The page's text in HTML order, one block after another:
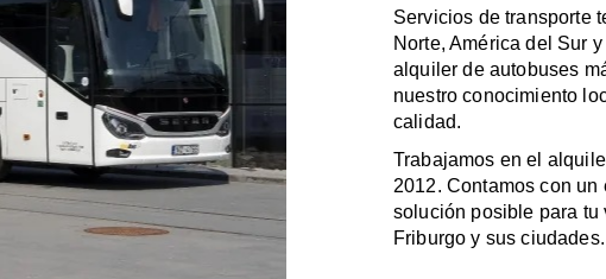
Servicios de transporte
Norte, América del Sur
alquiler de autobuses
nuestro conocimiento
calidad.
Trabajamos en el
2012. Contamos con
solución posible para tu
Friburgo y sus ciudades.